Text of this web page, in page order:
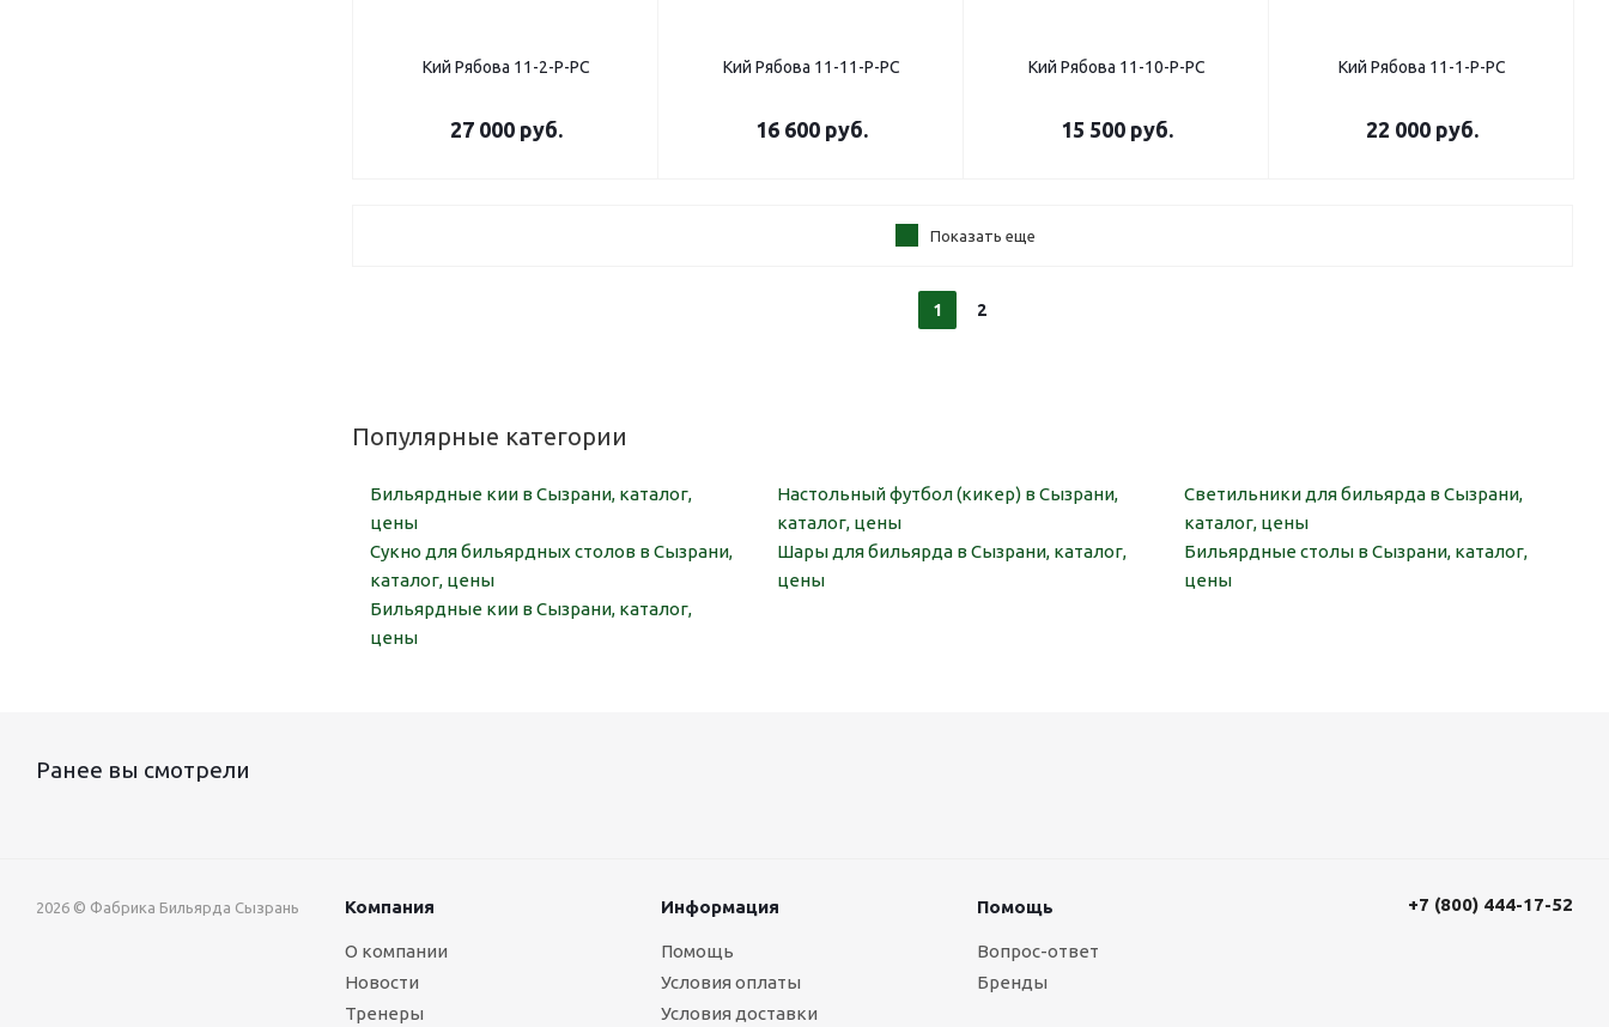
Кий Рябова 11-2-Р-РС
27 000руб.
Кий Рябова 11-11-Р-РС
16 600руб.
Кий Рябова 11-10-Р-РС
15 500руб.
Кий Рябова 11-1-Р-РС
22 000руб.
Показать еще
1 2
Популярные категории
Бильярдные кии в Сызрани, каталог,
цены
Настольный футбол (кикер) в Сызрани,
каталог, цены
Светильники для бильярда в Сызрани,
каталог, цены
Сукно для бильярдных столов в Сызрани,
каталог, цены
Шары для бильярда в Сызрани, каталог,
цены
Бильярдные столы в Сызрани, каталог,
цены
Бильярдные кии в Сызрани, каталог,
цены
Ранее вы смотрели
2026 © Фабрика Бильярда Сызрань Компания
О компании
Новости
Тренеры
Информация
Помощь
Условия оплаты
Условия доставки
Помощь
Вопрос-ответ
Бренды
+7 (800) 444-17-52